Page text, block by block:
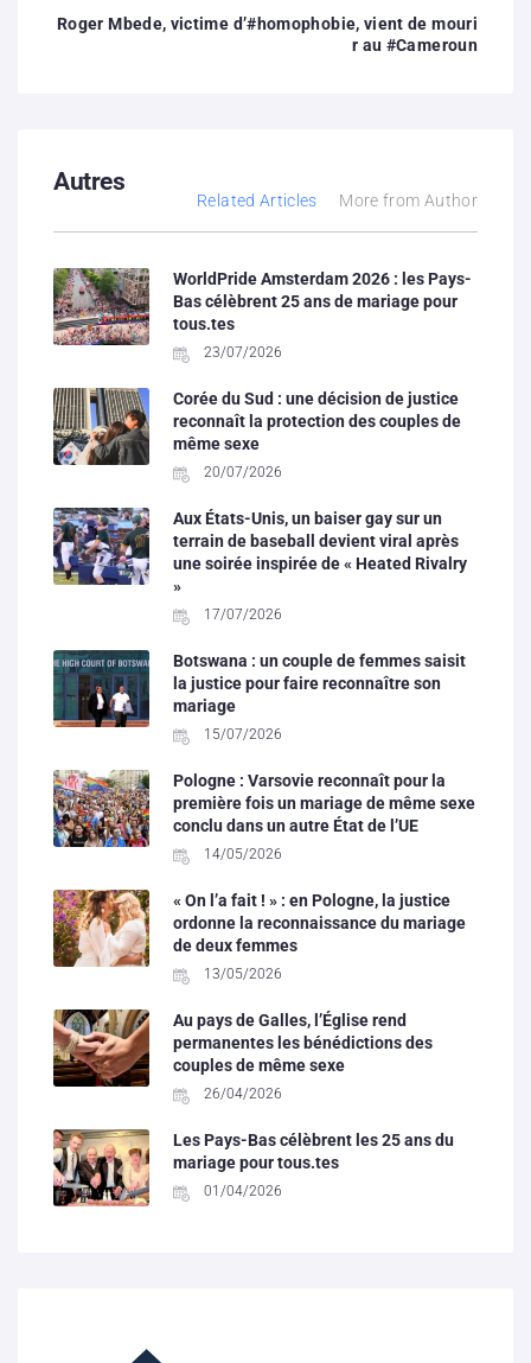
Roger Mbede, victime d’#homophobie, vient de mouri
r au #Cameroun
Autres
Related Articles More from Author
WorldPride Amsterdam 2026 : les Pays-
Bas célèbrent 25 ans de mariage pour
tous.tes
23/07/2026
Corée du Sud : une décision de justice
reconnaît la protection des couples de
même sexe
20/07/2026
Aux États-Unis, un baiser gay sur un
terrain de baseball devient viral après
une soirée inspirée de « Heated Rivalry
»
17/07/2026
Botswana : un couple de femmes saisit
la justice pour faire reconnaître son
mariage
15/07/2026
Pologne : Varsovie reconnaît pour la
première fois un mariage de même sexe
conclu dans un autre État de l’UE
14/05/2026
« On l’a fait ! » : en Pologne, la justice
ordonne la reconnaissance du mariage
de deux femmes
13/05/2026
Au pays de Galles, l’Église rend
permanentes les bénédictions des
couples de même sexe
26/04/2026
Les Pays-Bas célèbrent les 25 ans du
mariage pour tous.tes
01/04/2026